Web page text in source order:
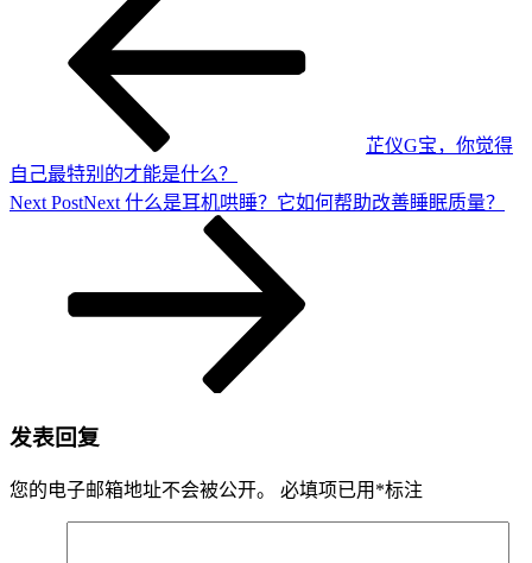
芷仪G宝，你觉得
自己最特别的才能是什么？
Next PostNext 什么是耳机哄睡？它如何帮助改善睡眠质量？
发表回复
您的电子邮箱地址不会被公开。 必填项已用 *标注